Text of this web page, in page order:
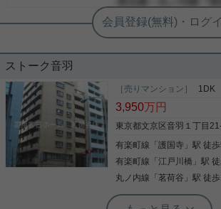
ストーク音羽
［売りマンション］ 1DK
3,950万円
東京都文京区音羽１丁目
有楽町線 「護国寺 」駅 徒
有楽町線 「江戸川橋 」駅
丸ノ内線 「茗荷谷 」駅 徒
実用春日ホーム 茗荷谷店 上村啓士